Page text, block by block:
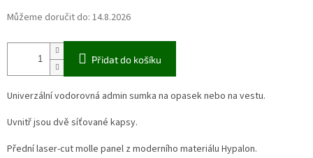
Můžeme doručit do: 14.8.2026
Přidat do košíku
Univerzální vodorovná admin sumka na opasek nebo na vestu.
Uvnitř jsou dvě síťované kapsy.
Přední laser-cut molle panel z moderního materiálu Hypalon.